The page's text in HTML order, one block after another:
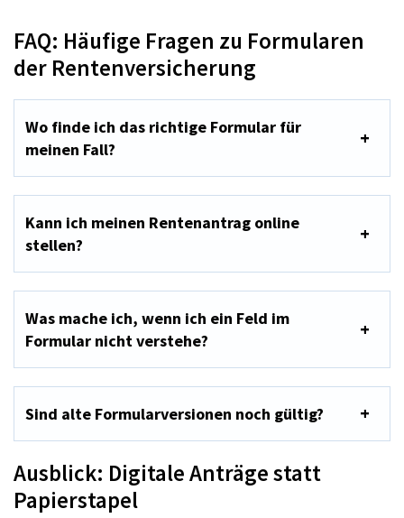
FAQ: Häufige Fragen zu Formularen
der Rentenversicherung
Wo finde ich das richtige Formular für
meinen Fall?
Kann ich meinen Rentenantrag online
stellen?
Was mache ich, wenn ich ein Feld im
Formular nicht verstehe?
Sind alte Formularversionen noch gültig?
Ausblick: Digitale Anträge statt
Papierstapel